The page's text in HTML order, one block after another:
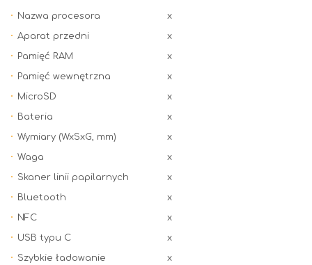
Nazwa procesora x
Aparat przedni x
Pamięć RAM x
Pamięć wewnętrzna x
MicroSD x
Bateria x
Wymiary (WxSxG, mm) x
Waga x
Skaner linii papilarnych x
Bluetooth x
NFC x
USB typu C x
Szybkie ładowanie x